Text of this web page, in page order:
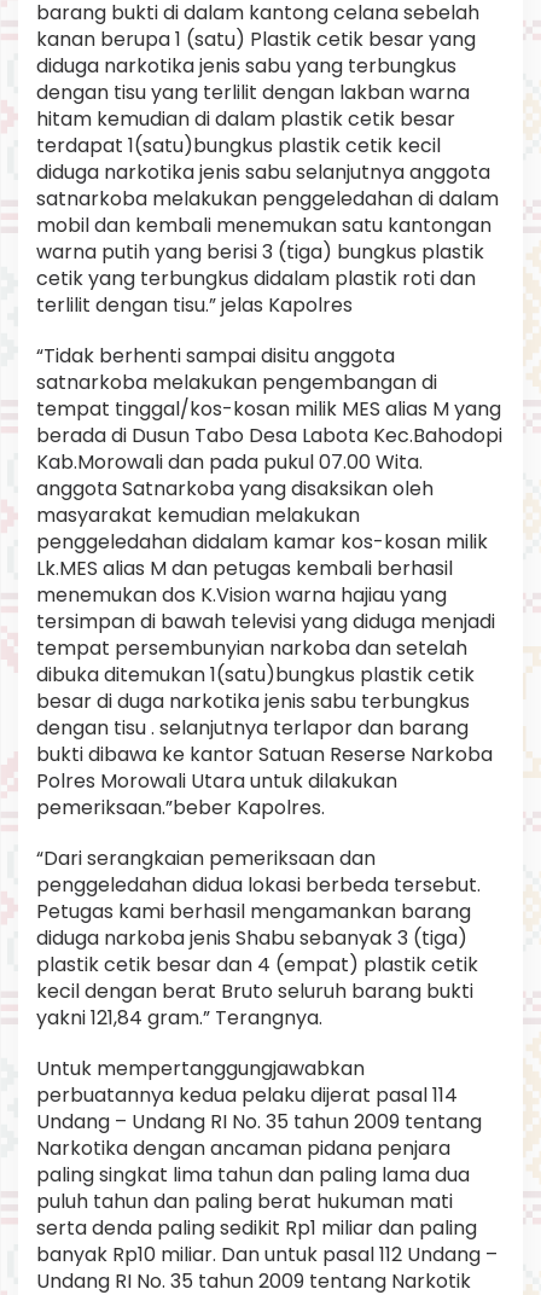
barang bukti di dalam kantong celana sebelah
kanan berupa 1 (satu) Plastik cetik besar yang
diduga narkotika jenis sabu yang terbungkus
dengan tisu yang terlilit dengan lakban warna
hitam kemudian di dalam plastik cetik besar
terdapat 1(satu)bungkus plastik cetik kecil
diduga narkotika jenis sabu selanjutnya anggota
satnarkoba melakukan penggeledahan di dalam
mobil dan kembali menemukan satu kantongan
warna putih yang berisi 3 (tiga) bungkus plastik
cetik yang terbungkus didalam plastik roti dan
terlilit dengan tisu.” jelas Kapolres
“Tidak berhenti sampai disitu anggota
satnarkoba melakukan pengembangan di
tempat tinggal/kos-kosan milik MES alias M yang
berada di Dusun Tabo Desa Labota Kec.Bahodopi
Kab.Morowali dan pada pukul 07.00 Wita.
anggota Satnarkoba yang disaksikan oleh
masyarakat kemudian melakukan
penggeledahan didalam kamar kos-kosan milik
Lk.MES alias M dan petugas kembali berhasil
menemukan dos K.Vision warna hajiau yang
tersimpan di bawah televisi yang diduga menjadi
tempat persembunyian narkoba dan setelah
dibuka ditemukan 1(satu)bungkus plastik cetik
besar di duga narkotika jenis sabu terbungkus
dengan tisu . selanjutnya terlapor dan barang
bukti dibawa ke kantor Satuan Reserse Narkoba
Polres Morowali Utara untuk dilakukan
pemeriksaan.”beber Kapolres.
“Dari serangkaian pemeriksaan dan
penggeledahan didua lokasi berbeda tersebut.
Petugas kami berhasil mengamankan barang
diduga narkoba jenis Shabu sebanyak 3 (tiga)
plastik cetik besar dan 4 (empat) plastik cetik
kecil dengan berat Bruto seluruh barang bukti
yakni 121,84 gram.” Terangnya.
Untuk mempertanggungjawabkan
perbuatannya kedua pelaku dijerat pasal 114
Undang – Undang RI No. 35 tahun 2009 tentang
Narkotika dengan ancaman pidana penjara
paling singkat lima tahun dan paling lama dua
puluh tahun dan paling berat hukuman mati
serta denda paling sedikit Rp1 miliar dan paling
banyak Rp10 miliar. Dan untuk pasal 112 Undang –
Undang RI No. 35 tahun 2009 tentang Narkotik